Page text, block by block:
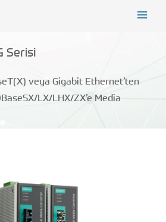
Serisi
veya Gigabit Ethernet’ten
LX/LHX/ZX’e Media